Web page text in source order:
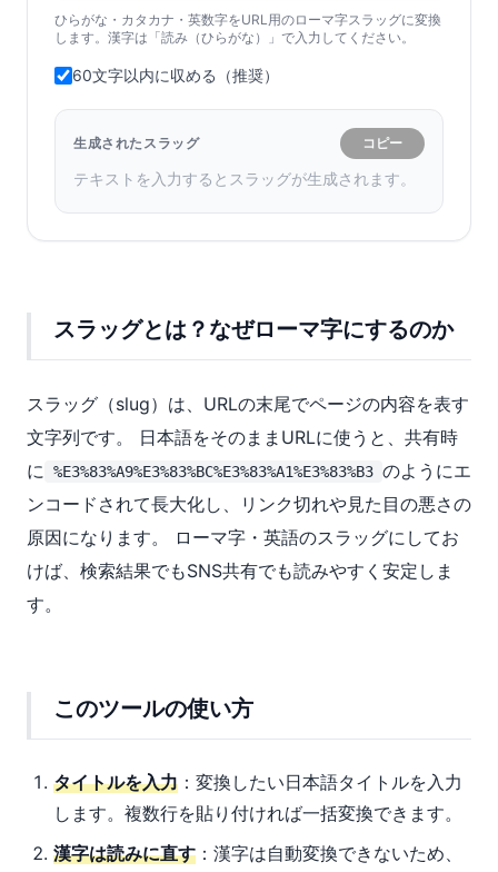
ひらがな・カタカナ・英数字をURL用のローマ字スラッグに変換
します。漢字は「読み（ひらがな）」で入力してください。
60文字以内に収める（推奨）
生成されたスラッグ コピー
テキストを入力するとスラッグが生成されます。
スラッグとは？なぜローマ字にするのか
スラッグ（slug）は、URLの末尾でページの内容を表す
文字列です。 日本語をそのままURLに使うと、共有時
に %E3%83%A9%E3%83%BC%E3%83%A1%E3%83%B3 のようにエ
ンコードされて長大化し、リンク切れや見た目の悪さの
原因になります。 ローマ字・英語のスラッグにしてお
けば、検索結果でもSNS共有でも読みやすく安定しま
す。
このツールの使い方
タイトルを入力 ：変換したい日本語タイトルを入力
します。複数行を貼り付ければ一括変換できます。
漢字は読みに直す ：漢字は自動変換できないため、